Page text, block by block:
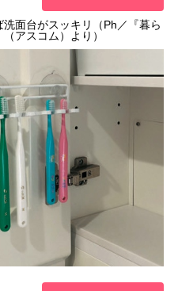
面台がスッキリ（Ph／『暮ら
アスコム）より）